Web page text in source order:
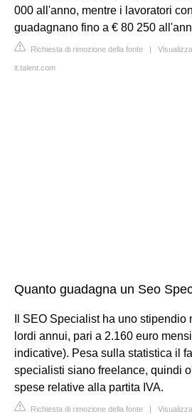
000 all'anno, mentre i lavoratori
guadagnano fino a € 80 250
Richiesta di rimozione della fonte |
it.talent.com
Quanto guadagna un Seo
Il SEO Specialist ha uno
lordi annui, pari a 2.160 euro
indicative). Pesa sulla statistica il
specialisti siano freelance, quindi
spese relative alla partita IVA.
Richiesta di rimozione della fonte |